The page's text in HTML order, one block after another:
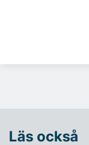
Läs också